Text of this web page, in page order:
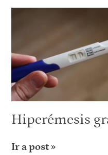
Hiperémesis
Ir a post »